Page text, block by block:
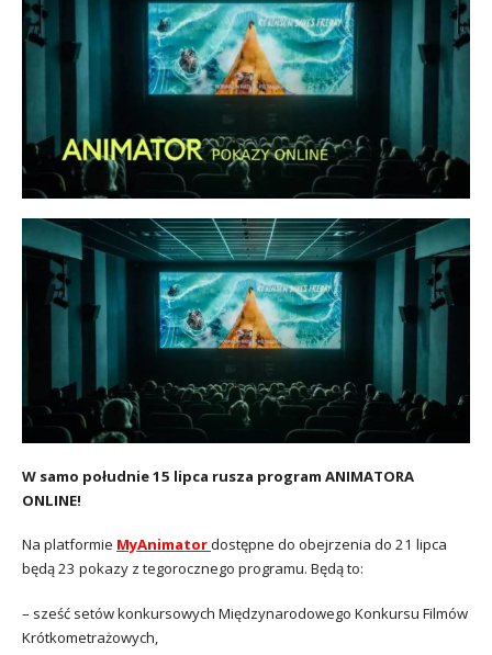
W samo południe 15 lipca rusza program ANIMATORA
ONLINE!
Na platformie MyAnimatordostępne do obejrzenia do 21 lipca
będą 23 pokazy z tegorocznego programu. Będą to:
– sześć setów konkursowych Międzynarodowego Konkursu Filmów
Krótkometrażowych,